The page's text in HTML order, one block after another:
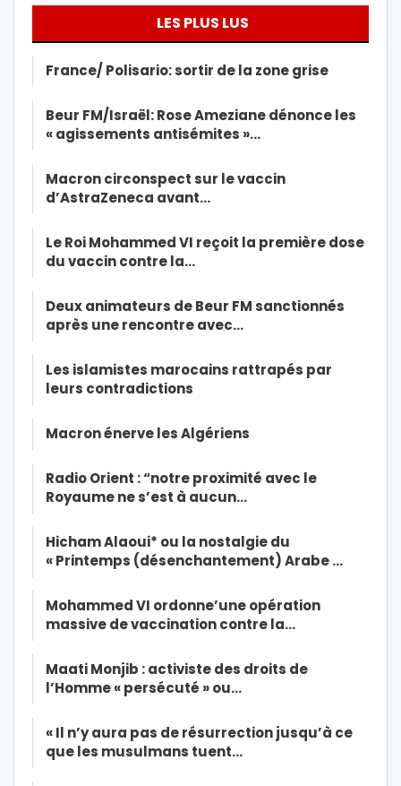
LES PLUS LUS
France/ Polisario: sortir de la zone grise
Beur FM/Israël: Rose Ameziane dénonce les
« agissements antisémites »…
Macron circonspect sur le vaccin
d’AstraZeneca avant…
Le Roi Mohammed VI reçoit la première dose
du vaccin contre la…
Deux animateurs de Beur FM sanctionnés
après une rencontre avec…
Les islamistes marocains rattrapés par
leurs contradictions
Macron énerve les Algériens
Radio Orient : “notre proximité avec le
Royaume ne s’est à aucun…
Hicham Alaoui* ou la nostalgie du
« Printemps (désenchantement) Arabe …
Mohammed VI ordonne’une opération
massive de vaccination contre la…
Maati Monjib : activiste des droits de
l’Homme « persécuté » ou…
« Il n’y aura pas de résurrection jusqu’à ce
que les musulmans tuent…